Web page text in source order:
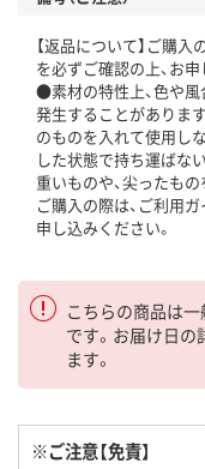
【返品について】ご購入
を必ずご確認の上、お申
●素材の特性上、色や風
発生することがありま
のものを入れて使用し
した状態で持ち運ばな
重いものや、尖ったも
ご購入の際は、ご利用ガ
申し込みください。
こちらの商品は
です。お届け日
ます。
※ご注意【免責】